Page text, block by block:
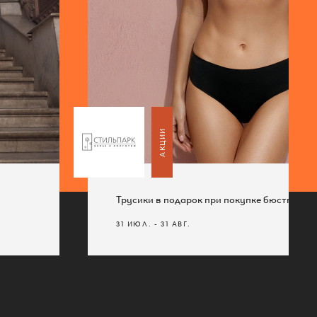
АКЦИИ
Трусики в подарок при покупке
31 ИЮЛ. - 31 АВГ.
Парковка!
АКЦИИ
Трусики в подарок при покупке